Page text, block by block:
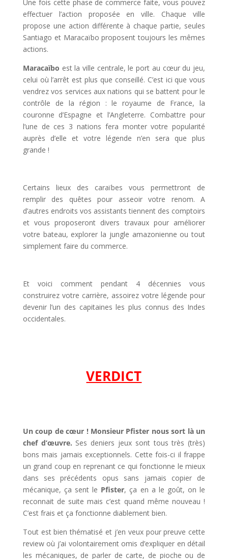
Une fois cette phase de commerce faite, vous pouvez
effectuer l’action proposée en ville. Chaque ville
propose une action différente à chaque partie, seules
Santiago et Maracaïbo proposent toujours les mêmes
actions.
Maracaïbo est la ville centrale, le port au cœur du jeu,
celui où l’arrêt est plus que conseillé. C’est ici que vous
vendrez vos services aux nations qui se battent pour le
contrôle de la région : le royaume de France, la
couronne d’Espagne et l’Angleterre. Combattre pour
l’une de ces 3 nations fera monter votre popularité
auprès d’elle et votre légende n’en sera que plus
grande !
Certains lieux des caraïbes vous permettront de
remplir des quêtes pour asseoir votre renom. A
d’autres endroits vos assistants tiennent des comptoirs
et vous proposeront divers travaux pour améliorer
votre bateau, explorer la jungle amazonienne ou tout
simplement faire du commerce.
Et voici comment pendant 4 décennies vous
construirez votre carrière, assoirez votre légende pour
devenir l’un des capitaines les plus connus des Indes
occidentales.
VERDICT
Un coup de cœur ! Monsieur Pfister nous sort là un
chef d’œuvre. Ses deniers jeux sont tous très (très)
bons mais jamais exceptionnels. Cette fois-ci il frappe
un grand coup en reprenant ce qui fonctionne le mieux
dans ses précédents opus sans jamais copier de
mécanique, ça sent le Pfister, ça en a le goût, on le
reconnait de suite mais c’est quand même nouveau !
C’est frais et ça fonctionne diablement bien.
Tout est bien thématisé et j’en veux pour preuve cette
review où j’ai volontairement omis d’expliquer en détail
les mécaniques, de parler de carte, de pioche ou de